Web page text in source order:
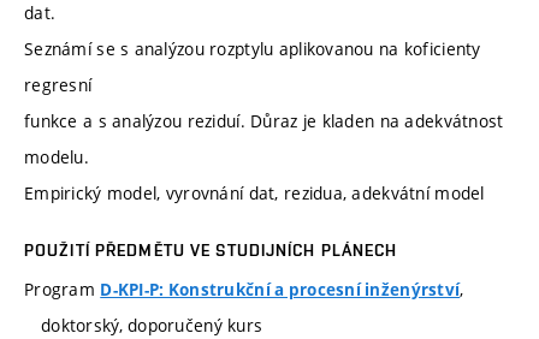
dat.
Seznámí se s analýzou rozptylu aplikovanou na koficienty
regresní
funkce a s analýzou reziduí. Důraz je kladen na adekvátnost
modelu.
Empirický model, vyrovnání dat, rezidua, adekvátní model
POUŽITÍ PŘEDMĚTU VE STUDIJNÍCH PLÁNECH
Program D-KPI-P: Konstrukční a procesní inženýrství,
doktorský, doporučený kurs